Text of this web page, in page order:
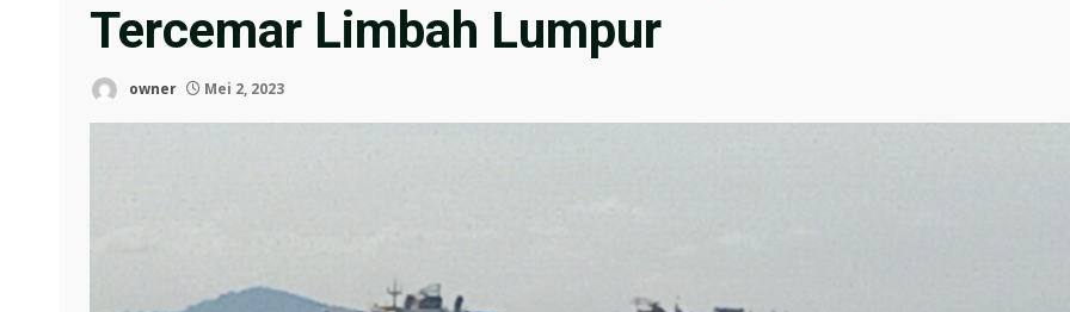
Tercemar Limbah Lumpur
owner Mei 2, 2023